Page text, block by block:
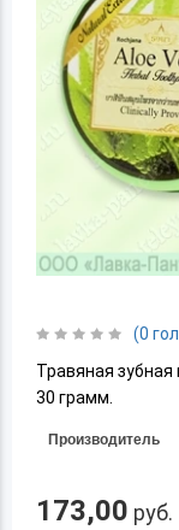
(0
Травяная
30 грамм.
Производитель
173,00 руб.